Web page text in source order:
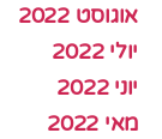
אוגוסט 2022
יולי 2022
יוני 2022
מאי 2022